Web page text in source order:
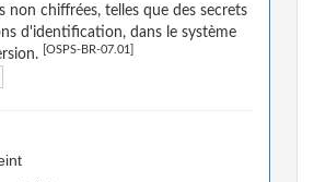
non chiffrées, telles que des secrets
d'identification, dans le système
[OSPS-BR-07.01]